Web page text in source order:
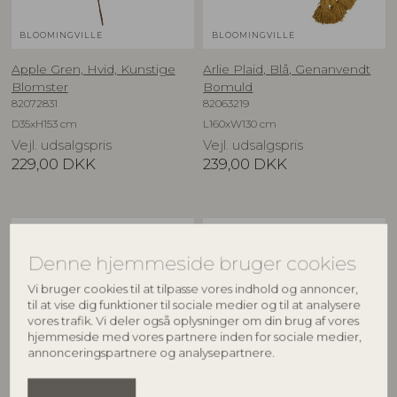
Denne hjemmeside bruger cookies
Vi bruger cookies til at tilpasse vores indhold og annoncer,
til at vise dig funktioner til sociale medier og til at analysere
vores trafik. Vi deler også oplysninger om din brug af vores
hjemmeside med vores partnere inden for sociale medier,
annonceringspartnere og analysepartnere.
BLOOMINGVILLE
Apple Gren, Hvid, Kunstige
Blomster
82072831
D35xH153 cm
Vejl. udsalgspris
229,00 DKK
BLOOMINGVILLE
Arlie Plaid, Blå, Genanvendt
Bomuld
82063219
L160xW130 cm
Vejl. udsalgspris
239,00 DKK